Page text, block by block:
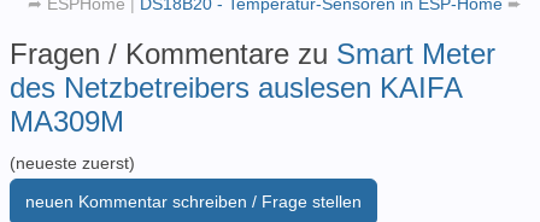
Fragen / Kommentare zu Smart Meter
des Netzbetreibers auslesen KAIFA
MA309M
(neueste zuerst)
neuen Kommentar schreiben / Frage stellen